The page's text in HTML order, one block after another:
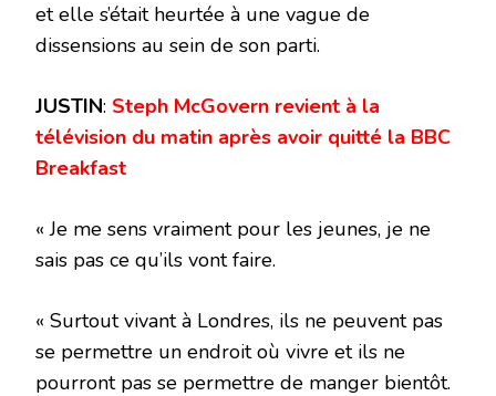
et elle s’était heurtée à une vague de
dissensions au sein de son parti.
JUSTIN: Steph McGovern revient à la
télévision du matin après avoir quitté la BBC
Breakfast
« Je me sens vraiment pour les jeunes, je ne
sais pas ce qu’ils vont faire.
« Surtout vivant à Londres, ils ne peuvent pas
se permettre un endroit où vivre et ils ne
pourront pas se permettre de manger bientôt.